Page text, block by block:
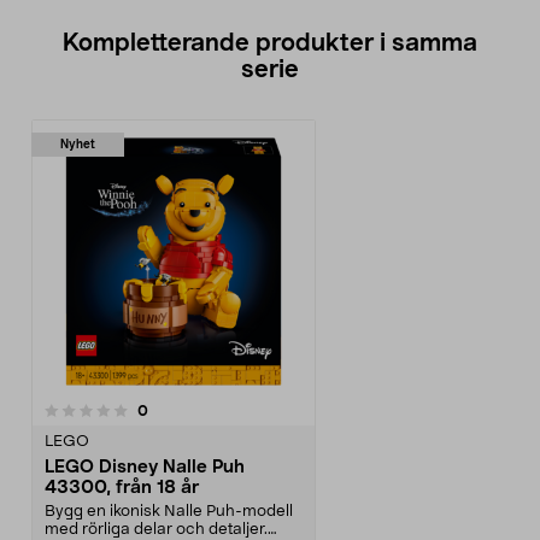
Kompletterande produkter i samma
serie
Nyhet
0recensioner
LEGO
LEGO Disney Nalle Puh
43300, från 18 år
Bygg en ikonisk Nalle Puh-modell
med rörliga delar och detaljer.